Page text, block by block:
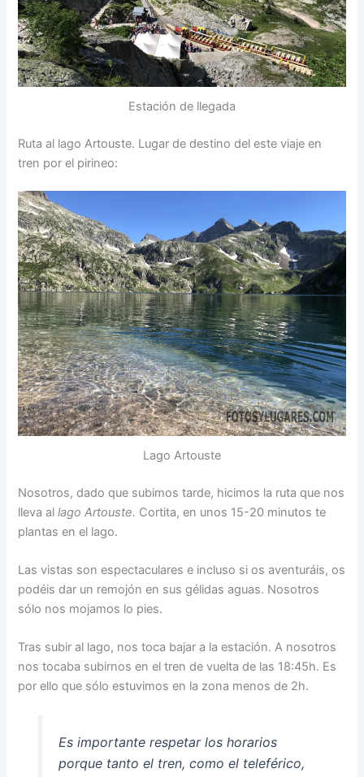
Estación de llegada
Ruta al lago Artouste. Lugar de destino del este viaje en
tren por el pirineo:
Lago Artouste
Nosotros, dado que subimos tarde, hicimos la ruta que nos
lleva allago Artouste. Cortita, en unos 15-20 minutos te
plantas en el lago.
Las vistas son espectaculares e incluso si os aventuráis, os
podéis dar un remojón en sus gélidas aguas. Nosotros
sólo nos mojamos lo pies.
Tras subir al lago, nos toca bajar a la estación. A nosotros
nos tocaba subirnos en el tren de vuelta de las 18:45h. Es
por ello que sólo estuvimos en la zona menos de 2h.
Es importante respetar los horarios
porque tanto el tren, como el teleférico,